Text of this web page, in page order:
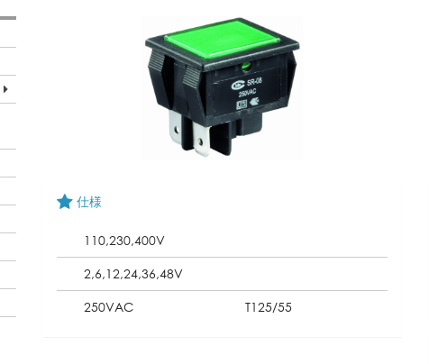
仕様
110,230,400V
2,6,12,24,36,48V
250VAC
T125/55